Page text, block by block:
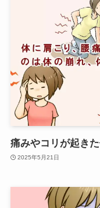
痛みやコリが起き
2025年5月21日